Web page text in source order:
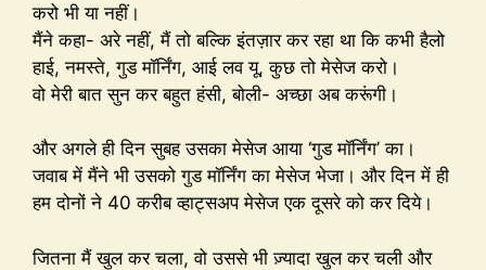
करो भी या नहीं।
मैंने कहा- अरे नहीं, मैं तो बल्कि इंतज़ार कर रहा था कि कभी हैलो
हाई, नमस्ते, गुड मॉर्निंग, आई लव यू, कुछ तो मेसेज करो।
वो मेरी बात सुन कर बहुत हंसी, बोली- अच्छा अब करूंगी।
और अगले ही दिन सुबह उसका मेसेज आया ‘गुड मॉर्निंग’ का।
जवाब में मैंने भी उसको गुड मॉर्निंग का मेसेज भेजा। और दिन में ही
हम दोनों ने 40 करीब व्हाट्सअप मेसेज एक दूसरे को कर दिये।
जितना मैं खुल कर चला, वो उससे भी ज़्यादा खुल कर चली और